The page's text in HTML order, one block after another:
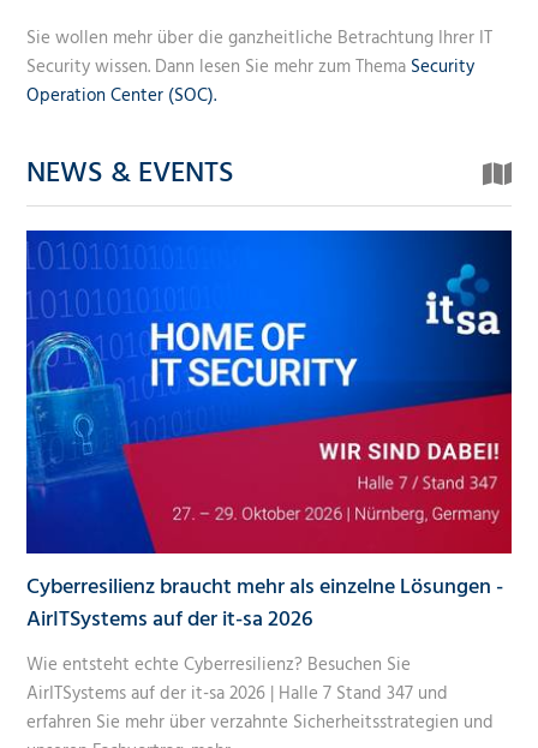
Sie wollen mehr über die ganzheitliche Betrachtung Ihrer IT
Security wissen. Dann lesen Sie mehr zum Thema Security
Operation Center (SOC).
NEWS & EVENTS
Cyberresilienz braucht mehr als einzelne Lösungen -
AirITSystems auf der it-sa 2026
Wie entsteht echte Cyberresilienz? Besuchen Sie
AirITSystems auf der it-sa 2026 | Halle 7 Stand 347 und
erfahren Sie mehr über verzahnte Sicherheitsstrategien und